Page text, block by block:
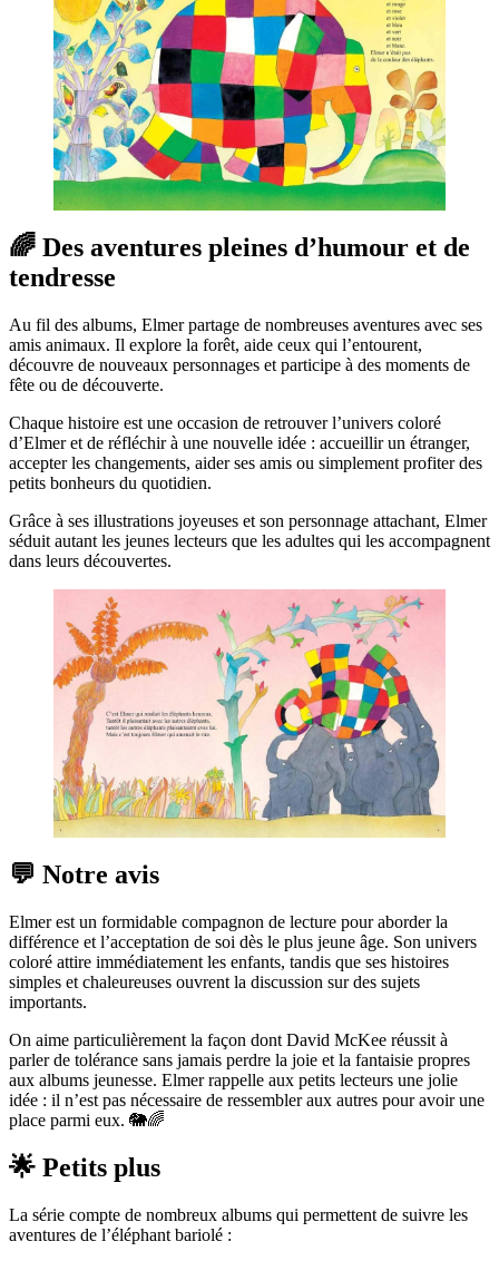
🌈 Des aventures pleines d’humour et de
tendresse
Au fil des albums, Elmer partage de nombreuses aventures avec ses
amis animaux. Il explore la forêt, aide ceux qui l’entourent,
découvre de nouveaux personnages et participe à des moments de
fête ou de découverte.
Chaque histoire est une occasion de retrouver l’univers coloré
d’Elmer et de réfléchir à une nouvelle idée : accueillir un étranger,
accepter les changements, aider ses amis ou simplement profiter des
petits bonheurs du quotidien.
Grâce à ses illustrations joyeuses et son personnage attachant, Elmer
séduit autant les jeunes lecteurs que les adultes qui les accompagnent
dans leurs découvertes.
💬 Notre avis
Elmer est un formidable compagnon de lecture pour aborder la
différence et l’acceptation de soi dès le plus jeune âge. Son univers
coloré attire immédiatement les enfants, tandis que ses histoires
simples et chaleureuses ouvrent la discussion sur des sujets
importants.
On aime particulièrement la façon dont David McKee réussit à
parler de tolérance sans jamais perdre la joie et la fantaisie propres
aux albums jeunesse. Elmer rappelle aux petits lecteurs une jolie
idée : il n’est pas nécessaire de ressembler aux autres pour avoir une
place parmi eux. 🐘🌈
🌟 Petits plus
La série compte de nombreux albums qui permettent de suivre les
aventures de l’éléphant bariolé :